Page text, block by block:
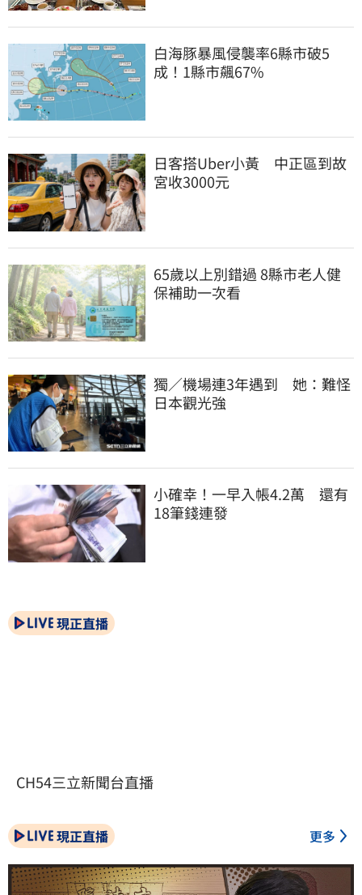
白海豚暴風侵襲率6縣市破5
成！1縣市飆67%
日客搭Uber小黃　中正區到故
宮收3000元
65歲以上別錯過 8縣市老人健
保補助一次看
獨／機場連3年遇到　她：難怪
日本觀光強
小確幸！一早入帳4.2萬　還有
18筆錢連發
現正直播
CH54三立新聞台直播
現正直播 更多